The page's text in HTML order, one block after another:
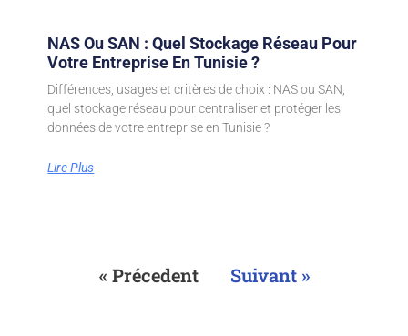
NAS Ou SAN : Quel Stockage Réseau Pour
Votre Entreprise En Tunisie ?
Différences, usages et critères de choix : NAS ou SAN,
quel stockage réseau pour centraliser et protéger les
données de votre entreprise en Tunisie ?
Lire Plus
« Précedent Suivant »